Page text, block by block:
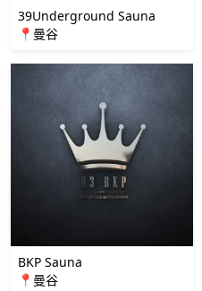
39Underground Sauna
📍曼谷
BKP Sauna
📍曼谷